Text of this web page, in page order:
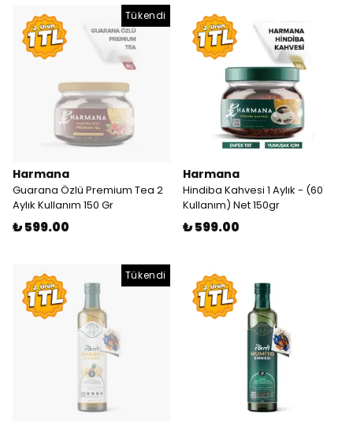
Tükendi
Harmana
Guarana Özlü Premium Tea 2
Aylık Kullanım 150 Gr
₺ 599.00
Harmana
Hindiba Kahvesi 1 Aylık - (60
Kullanım) Net 150gr
₺ 599.00
Tükendi